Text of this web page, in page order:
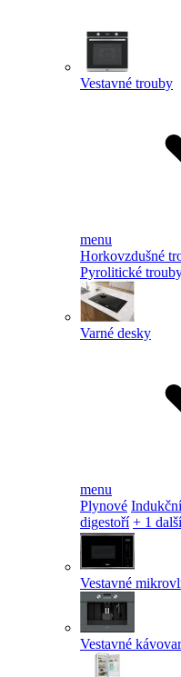
Vestavné trouby
menu
Horkovzdušné
Pyrolitické
Varné desky
menu
Plynové Indukční
digestoří + 1 další
Vestavné
Vestavné